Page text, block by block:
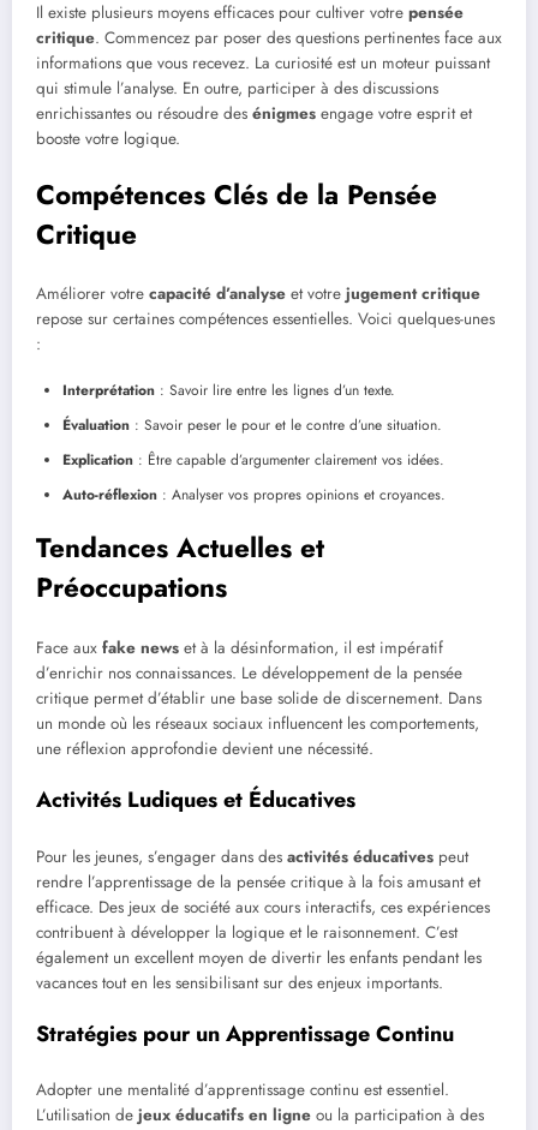
Il existe plusieurs moyens efficaces pour cultiver votre pensée
critique. Commencez par poser des questions pertinentes face aux
informations que vous recevez. La curiosité est un moteur puissant
qui stimule l’analyse. En outre, participer à des discussions
enrichissantes ou résoudre des énigmes engage votre esprit et
booste votre logique.
Compétences Clés de la Pensée
Critique
Améliorer votre capacité d’analyse et votre jugement critique
repose sur certaines compétences essentielles. Voici quelques-unes
:
Interprétation : Savoir lire entre les lignes d’un texte.
Évaluation : Savoir peser le pour et le contre d’une situation.
Explication : Être capable d’argumenter clairement vos idées.
Auto-réflexion : Analyser vos propres opinions et croyances.
Tendances Actuelles et
Préoccupations
Face aux fake news et à la désinformation, il est impératif
d’enrichir nos connaissances. Le développement de la pensée
critique permet d’établir une base solide de discernement. Dans
un monde où les réseaux sociaux influencent les comportements,
une réflexion approfondie devient une nécessité.
Activités Ludiques et Éducatives
Pour les jeunes, s’engager dans des activités éducatives peut
rendre l’apprentissage de la pensée critique à la fois amusant et
efficace. Des jeux de société aux cours interactifs, ces expériences
contribuent à développer la logique et le raisonnement. C’est
également un excellent moyen de divertir les enfants pendant les
vacances tout en les sensibilisant sur des enjeux importants.
Stratégies pour un Apprentissage Continu
Adopter une mentalité d’apprentissage continu est essentiel.
L’utilisation de jeux éducatifs en ligne ou la participation à des